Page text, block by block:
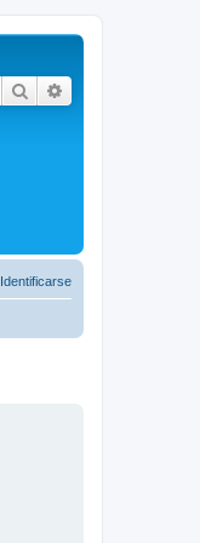
Buscar
Identificarse